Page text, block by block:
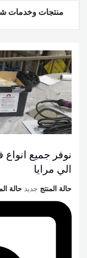
منتجات وخدمات
نوفر جميع
الي مرايا
حالة المنتج جديد حالة